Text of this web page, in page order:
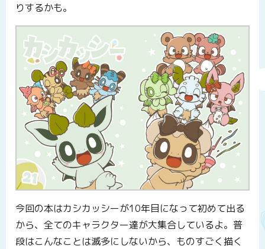
りするかも。
今回の本はカシカッシーが10年目になって初めて出る
から、全てのキャラクター達が大集合しているよ。普
段はこんなことは滅多にしないから、ものすごく描く